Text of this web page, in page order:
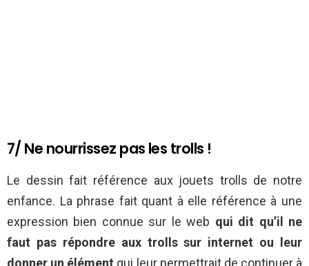
7/ Ne nourrissez pas les trolls !
Le dessin fait référence aux jouets trolls de notre
enfance. La phrase fait quant à elle référence à une
expression bien connue sur le web qui dit qu’il ne
faut pas répondre aux trolls sur internet ou leur
donner un élément qui leur permettrait de continuer à